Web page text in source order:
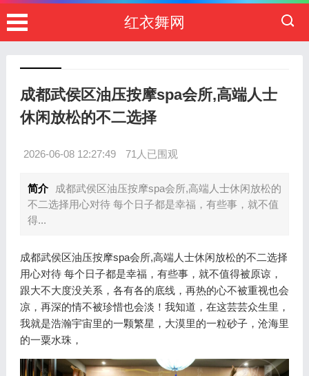
红衣舞网
成都武侯区油压按摩spa会所,高端人士
休闲放松的不二选择
2026-06-08 12:27:49 71人已围观
简介
成都武侯区油压按摩spa会所,高端人士休闲放松的
不二选择用心对待 每个日子都是幸福，有些事，就不值
得...
成都武侯区油压按摩spa会所,高端人士休闲放松的不二选择
用心对待 每个日子都是幸福，有些事，就不值得被原谅，
跟大不大度没关系，各有各的底线，再热的心不被重视也会
凉，再深的情不被珍惜也会淡！我知道，在这芸芸众生里，
我就是浩瀚宇宙里的一颗繁星，大漠里的一粒砂子，沧海里
的一粟水珠，